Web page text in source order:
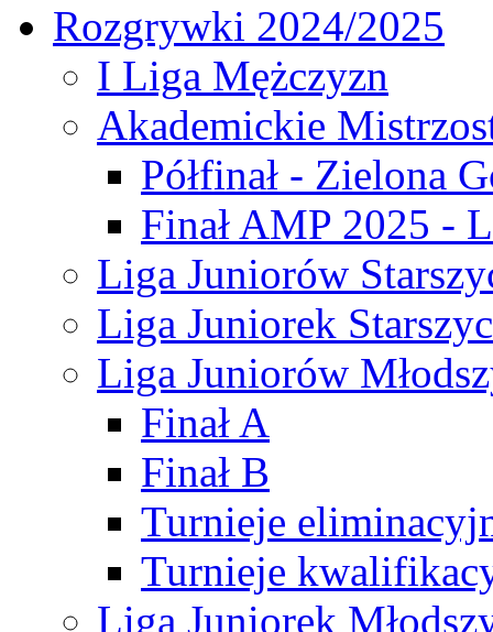
Rozgrywki 2024/2025
I Liga Mężczyzn
Akademickie
Półfinał - Zielona
Finał AMP 2025 -
Liga Juniorów
Liga Juniorek
Liga Juniorów
Finał A
Finał B
Turnieje
Turnieje
Liga Juniorek